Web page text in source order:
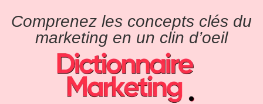
Comprenez les concepts clés du
marketing en un clin d’oeil